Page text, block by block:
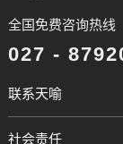
社会责任